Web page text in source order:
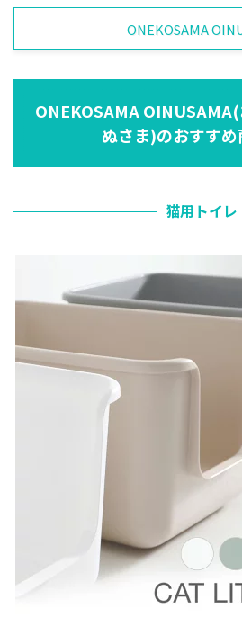
ONEKOSAMA
ONEKOSAMA
ぬさま)のおすすめ
猫用トイレ